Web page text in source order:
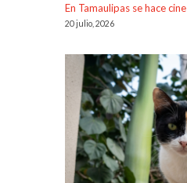
En Tamaulipas se hace cine
20 julio, 2026